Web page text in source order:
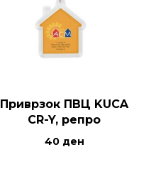
Приврзок ПВЦ KUCA
CR-Y, репро
40 ден